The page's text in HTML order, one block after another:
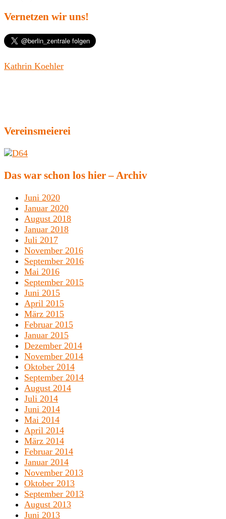
Vernetzen wir uns!
Kathrin Koehler
Vereinsmeierei
Das war schon los hier – Archiv
Juni 2020
Januar 2020
August 2018
Januar 2018
Juli 2017
November 2016
September 2016
Mai 2016
September 2015
Juni 2015
April 2015
März 2015
Februar 2015
Januar 2015
Dezember 2014
November 2014
Oktober 2014
September 2014
August 2014
Juli 2014
Juni 2014
Mai 2014
April 2014
März 2014
Februar 2014
Januar 2014
November 2013
Oktober 2013
September 2013
August 2013
Juni 2013